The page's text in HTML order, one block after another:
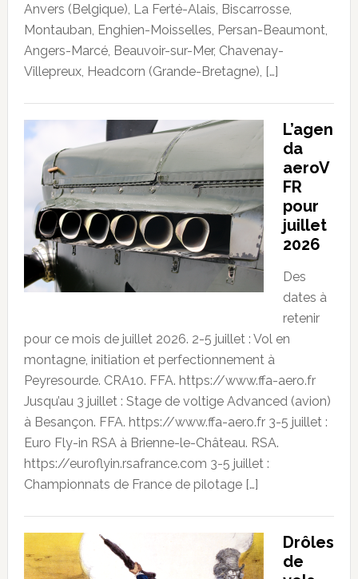
Anvers (Belgique), La Ferté-Alais, Biscarrosse,
Montauban, Enghien-Moisselles, Persan-Beaumont,
Angers-Marcé, Beauvoir-sur-Mer, Chavenay-
Villepreux, Headcorn (Grande-Bretagne), […]
L’agen
da
aeroV
FR
pour
juillet
2026
Des
dates à
retenir
pour ce mois de juillet 2026. 2-5 juillet : Vol en
montagne, initiation et perfectionnement à
Peyresourde. CRA10. FFA. https://www.ffa-aero.fr
Jusqu’au 3 juillet : Stage de voltige Advanced (avion)
à Besançon. FFA. https://www.ffa-aero.fr 3-5 juillet :
Euro Fly-in RSA à Brienne-le-Château. RSA.
https://euroflyin.rsafrance.com 3-5 juillet :
Championnats de France de pilotage […]
Drôles
de